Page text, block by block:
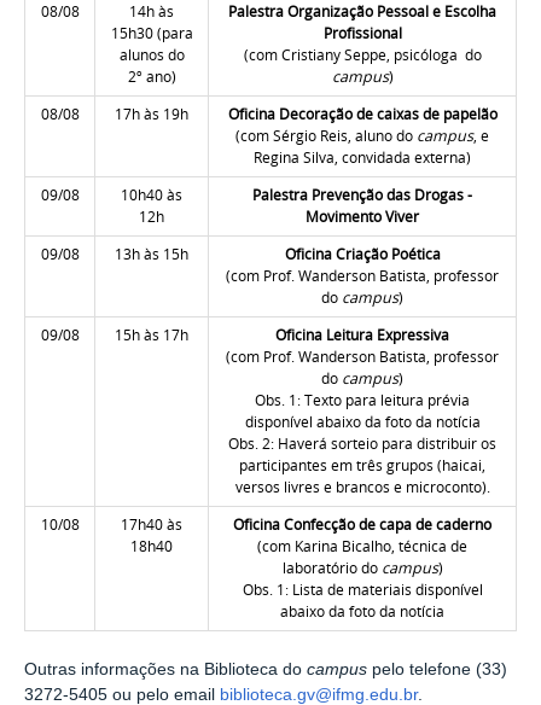
08/08
14h às
15h30 (para
alunos do
2º ano)
Palestra Organização Pessoal e Escolha
Profissional
(com Cristiany Seppe, psicóloga do
campus)
08/08
17h às 19h
Oficina Decoração de caixas de papelão
(com Sérgio Reis, aluno do campus, e
Regina Silva, convidada externa)
09/08
10h40 às
12h
Palestra Prevenção das Drogas -
Movimento Viver
09/08
13h às 15h
Oficina Criação Poética
(com Prof. Wanderson Batista, professor
do campus)
09/08
15h às 17h
Oficina Leitura Expressiva
(com Prof. Wanderson Batista, professor
do campus)
Obs. 1: Texto para leitura prévia
disponível abaixo da foto da notícia
Obs. 2: Haverá sorteio para distribuir os
participantes em três grupos (haicai,
versos livres e brancos e microconto).
10/08
17h40 às
18h40
Oficina Confecção de capa de caderno
(com Karina Bicalho, técnica de
laboratório do campus)
Obs. 1: Lista de materiais disponível
abaixo da foto da notícia
Outras informações na Biblioteca do campus pelo telefone (33)
3272-5405 ou pelo email biblioteca.gv@ifmg.edu.br.